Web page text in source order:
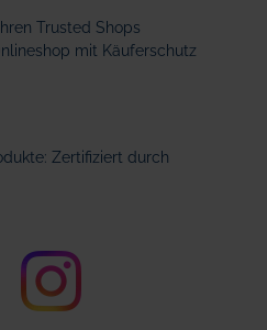
Trusted Shops
mit Käuferschutz
Zertifiziert durch